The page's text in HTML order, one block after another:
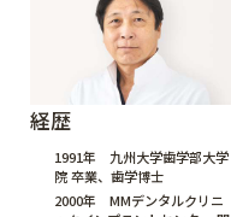
経歴
1991年 九州大学歯学部大学
院 卒業、歯学博士
2000年 MMデンタルクリニ